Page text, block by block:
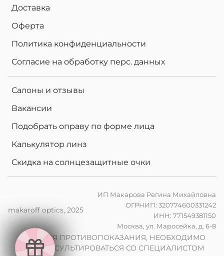
Доставка
Оферта
Политика конфиденциальности
Согласие на обработку перс. данных
Салоны и отзывы
Вакансии
Подобрать оправу по форме лица
Калькулятор линз
Скидка на солнцезащитные очки
makaroff optics, 2025
ИП Макарова Регина Михайловна
ОГРНИП: 320774600331242
ИНН: 771549381150
Москва, ул. Маросейка, д. 6-8
ИМЕЮТСЯ ПРОТИВОПОКАЗАНИЯ, НЕОБХОДИМО
ПРОКОНСУЛЬТИРОВАТЬСЯ СО СПЕЦИАЛИСТОМ
2
0
%
н
а
к
о
м
п
ь
ю
т
е
р
ы
л
и
н
з
ы
п
р
и
з
а
к
а
з
е
о
ч
к
о